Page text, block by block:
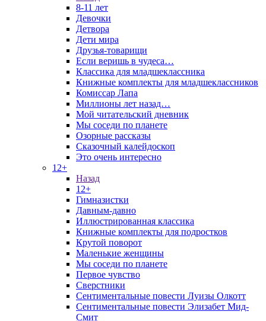
8-11 лет
Девочки
Детвора
Дети мира
Друзья-товарищи
Если веришь в чудеса…
Классика для младшеклассника
Книжные комплекты для младшеклассников
Комиссар Лапа
Миллионы лет назад…
Мой читательский дневник
Мы соседи по планете
Озорные рассказы
Сказочный калейдоскоп
Это очень интересно
12+
Назад
12+
Гимназистки
Давным-давно
Иллюстрированная классика
Книжные комплекты для подростков
Крутой поворот
Маленькие женщины
Мы соседи по планете
Первое чувство
Сверстники
Сентиментальные повести Луизы Олкотт
Сентиментальные повести Элизабет Мид-
Смит